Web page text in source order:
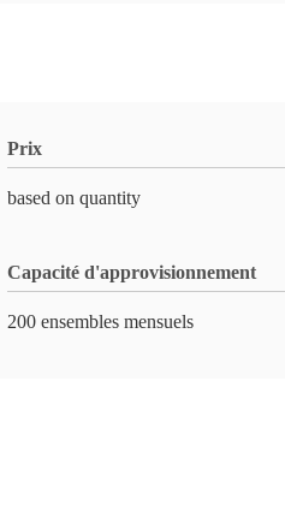
Prix
based on quantity
Capacité d'approvisionnement
200 ensembles mensuels